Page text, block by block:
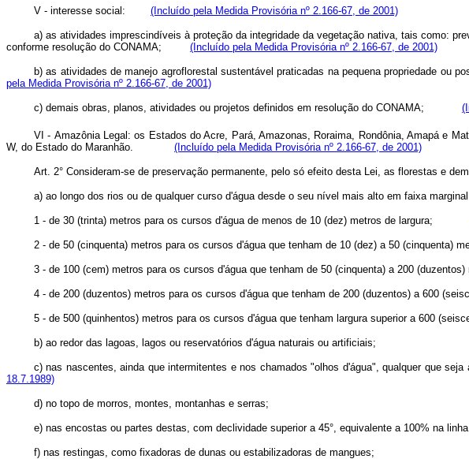
V - interesse social: (Incluído pela Medida Provisória nº 2.166-67, de 2001)
a) as atividades imprescindíveis à proteção da integridade da vegetação nativa, tais como:
conforme resolução do CONAMA; (Incluído pela Medida Provisória nº 2.166-67, de 2001)
b) as atividades de manejo agroflorestal sustentável praticadas na pequena propriedade
pela Medida Provisória nº 2.166-67, de 2001)
c) demais obras, planos, atividades ou projetos definidos em resolução do CONAMA;
VI - Amazônia Legal: os Estados do Acre, Pará, Amazonas, Roraima, Rondônia, Amapá e
W, do Estado do Maranhão. (Incluído pela Medida Provisória nº 2.166-67, de 2001)
Art. 2° Consideram-se de preservação permanente, pelo só efeito desta Lei, as florestas e
a) ao longo dos rios ou de qualquer curso d'água desde o seu nível mais alto em faixa
1 - de 30 (trinta) metros para os cursos d'água de menos de 10 (dez) metros de largura;
2 - de 50 (cinquenta) metros para os cursos d'água que tenham de 10 (dez) a 50 (cinquenta)
3 - de 100 (cem) metros para os cursos d'água que tenham de 50 (cinquenta) a 200 (duzentos)
4 - de 200 (duzentos) metros para os cursos d'água que tenham de 200 (duzentos) a 600
5 - de 500 (quinhentos) metros para os cursos d'água que tenham largura superior a 600
b) ao redor das lagoas, lagos ou reservatórios d'água naturais ou artificiais;
c) nas nascentes, ainda que intermitentes e nos chamados "olhos d'água", qualquer que
18.7.1989)
d) no topo de morros, montes, montanhas e serras;
e) nas encostas ou partes destas, com declividade superior a 45°, equivalente a 100% na
f) nas restingas, como fixadoras de dunas ou estabilizadoras de mangues;